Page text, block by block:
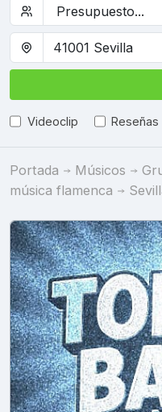
Videoclip Reseñas
Portada Músicos
música flamenca